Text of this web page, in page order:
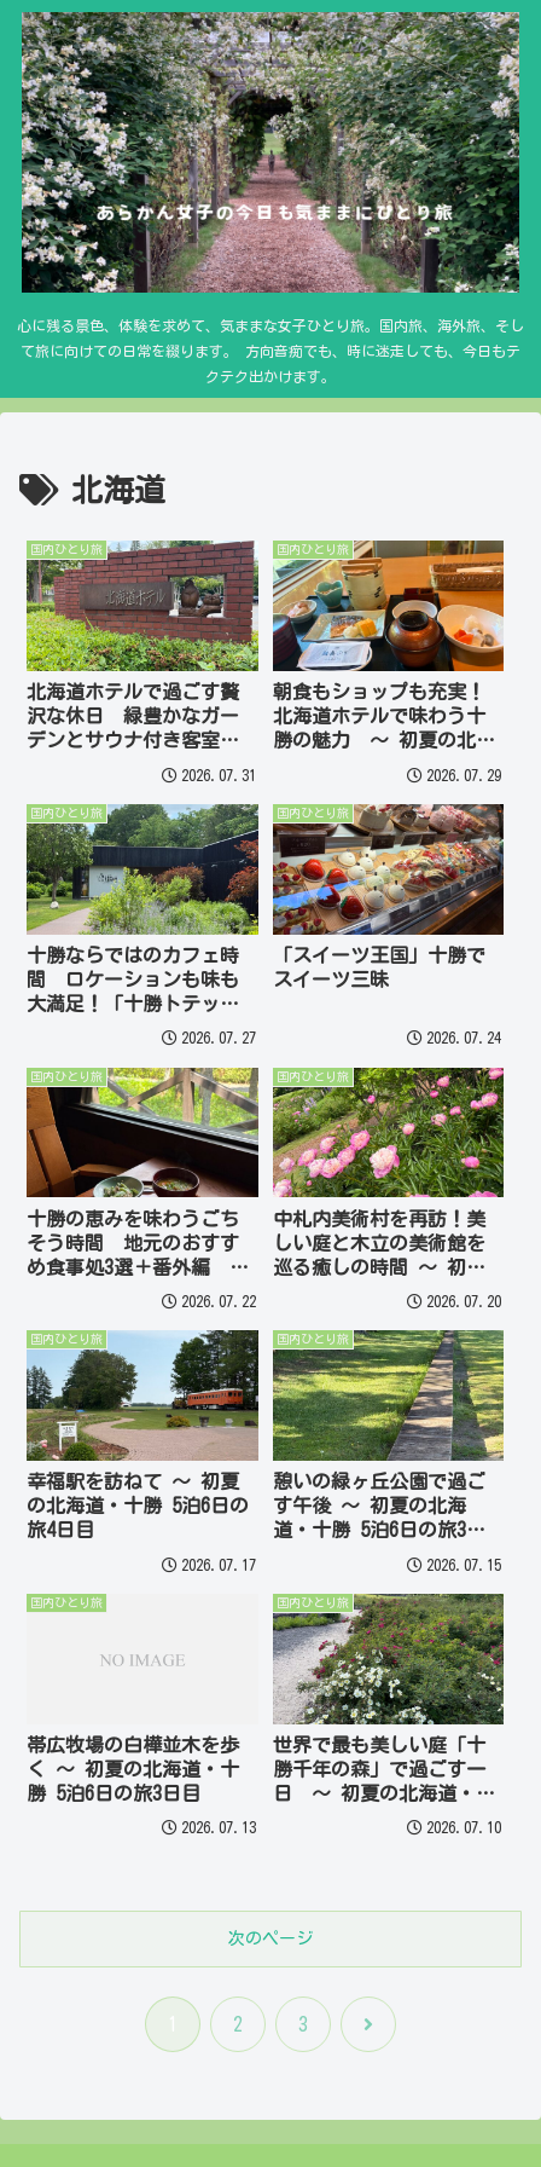
心に残る景色、体験を求めて、気ままな女子ひとり旅。国内旅、海外旅、そし
て旅に向けての日常を綴ります。 方向音痴でも、時に迷走しても、今日もテ
クテク出かけます。
北海道
国内ひとり旅
北海道ホテルで過ごす贅
沢な休日 緑豊かなガー
デンとサウナ付き客室を
満喫 ～ 初夏の北海道・
2026.07.31
国内ひとり旅
朝食もショップも充実！
北海道ホテルで味わう十
勝の魅力 ～ 初夏の北海
道・十勝5泊6日の旅
2026.07.29
国内ひとり旅
十勝ならではのカフェ時
間 ロケーションも味も
大満足！「十勝トテッポ
工房」は何度でも通いた
海道・十勝5泊6日の旅
2026.07.27
国内ひとり旅
「スイーツ王国」十勝で
スイーツ三昧
2026.07.24
国内ひとり旅
十勝の恵みを味わうごち
そう時間 地元のおすす
め食事処3選＋番外編 ～
初夏の北海道・十勝5泊6
2026.07.22
国内ひとり旅
中札内美術村を再訪！美
しい庭と木立の美術館を
巡る癒しの時間 ～ 初夏
の北海道・十勝5泊6日の
2026.07.20
国内ひとり旅
幸福駅を訪ねて ～ 初夏
の北海道・十勝 5泊6日の
旅4日目
2026.07.17
国内ひとり旅
憩いの緑ヶ丘公園で過ご
す午後 ～ 初夏の北海
道・十勝 5泊6日の旅3日
2026.07.15
国内ひとり旅
帯広牧場の白樺並木を歩
く ～ 初夏の北海道・十
勝 5泊6日の旅3日目
2026.07.13
国内ひとり旅
世界で最も美しい庭「十
勝千年の森」で過ごす一
日 ～ 初夏の北海道・十
2026.07.10
次のページ
2 3 次